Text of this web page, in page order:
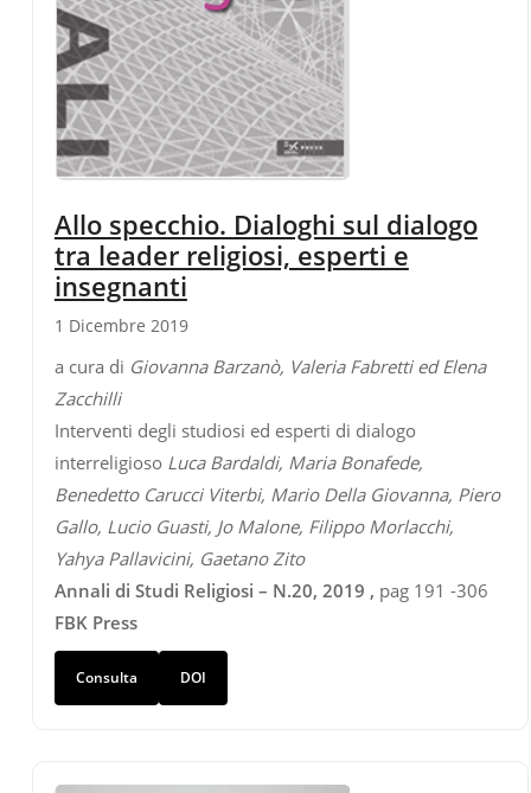
Allo specchio. Dialoghi sul dialogo
tra leader religiosi, esperti e
insegnanti
1 Dicembre 2019
a cura di Giovanna Barzanò, Valeria Fabretti ed Elena
Zacchilli
Interventi degli studiosi ed esperti di dialogo
interreligioso Luca Bardaldi, Maria Bonafede,
Benedetto Carucci Viterbi, Mario Della Giovanna, Piero
Gallo, Lucio Guasti, Jo Malone, Filippo Morlacchi,
Yahya Pallavicini, Gaetano Zito
Annali di Studi Religiosi – N.20, 2019 , pag 191 -306
FBK Press
Consulta DOI